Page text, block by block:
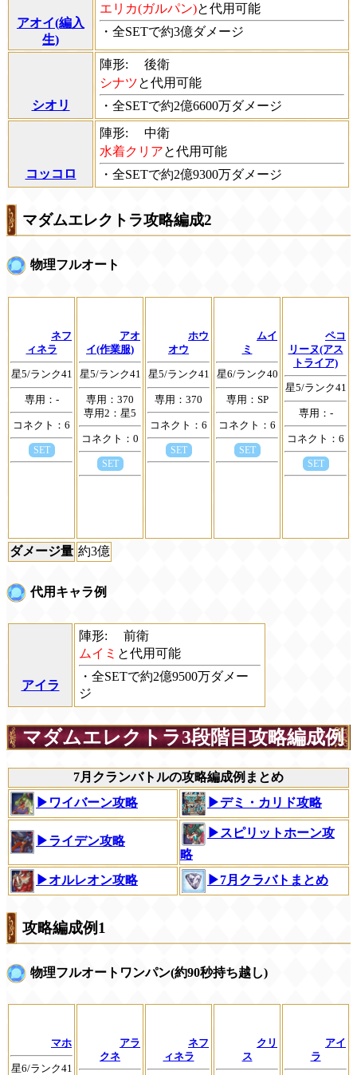
アオイ(編入
生)
エリカ(ガルパン)と代用可能
・全SETで約3億ダメージ
シオリ
陣形:
後衛
シナツと代用可能
・全SETで約2億6600万ダメージ
コッコロ
陣形:
中衛
水着クリアと代用可能
・全SETで約2億9300万ダメージ
マダムエレクトラ攻略編成2
物理フルオート
ネフ
ィネラ
星5/ランク41
専用：-
コネクト：6
SET
アオ
イ(作業服)
星5/ランク41
専用：370
専用2：星5
コネクト：0
SET
ホウ
オウ
星5/ランク41
専用：370
コネクト：6
SET
ムイ
ミ
星6/ランク40
専用：SP
コネクト：6
SET
ペコ
リーヌ(アス
トライア)
星5/ランク41
専用：-
コネクト：6
SET
ダメージ量 約3億
代用キャラ例
アイラ
陣形:
前衛
ムイミ と代用可能
・全SETで約2億9500万ダメー
ジ
マダムエレクトラ3段階目攻略編成例
7月クランバトルの攻略編成例まとめ
▶ワイバーン攻略
▶デミ・カリド攻略
▶ライデン攻略
▶スピリットホーン攻
略
▶オルレオン攻略
▶7月クラバトまとめ
攻略編成例1
物理フルオートワンパン(約90秒持ち越し)
マホ
星6/ランク41
アラ
クネ
ネフ
ィネラ
クリ
ス
アイ
ラ